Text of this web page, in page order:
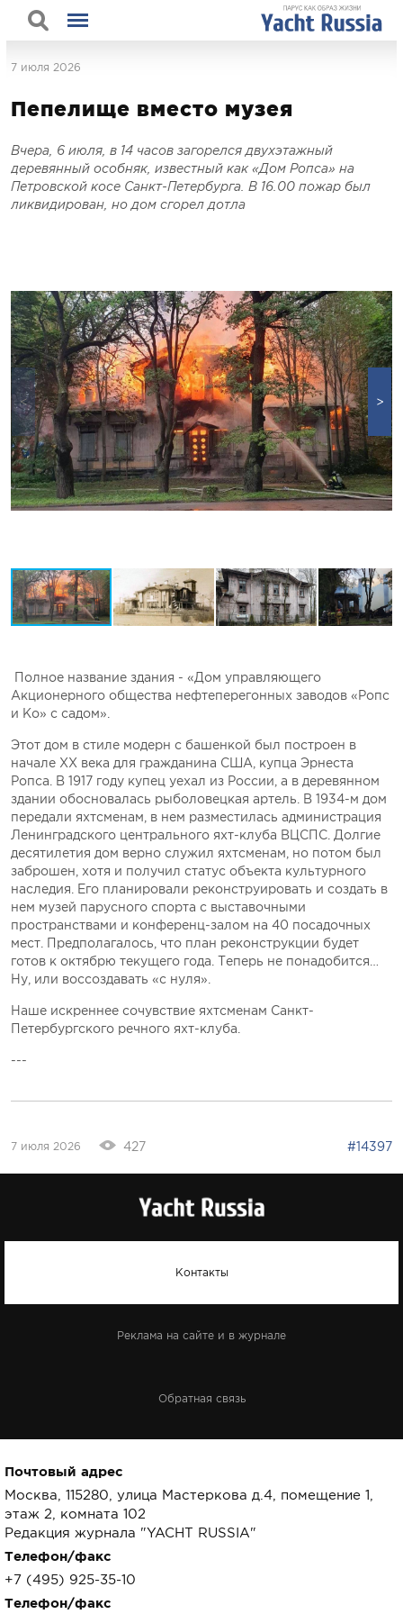
7 июля 2026
Пепелище вместо музея
Вчера, 6 июля, в 14 часов загорелся двухэтажный
деревянный особняк, известный как «Дом Ропса» на
Петровской косе Санкт-Петербурга. В 16.00 пожар был
ликвидирован, но дом сгорел дотла
Полное название здания - «Дом управляющего
Акционерного общества нефтеперегонных заводов «Ропс
и Ко» с садом».
Этот дом в стиле модерн с башенкой был построен в
начале XX века для гражданина США, купца Эрнеста
Ропса. В 1917 году купец уехал из России, а в деревянном
здании обосновалась рыболовецкая артель. В 1934-м дом
передали яхтсменам, в нем разместилась администрация
Ленинградского центрального яхт-клуба ВЦСПС. Долгие
десятилетия дом верно служил яхтсменам, но потом был
заброшен, хотя и получил статус объекта культурного
наследия. Его планировали реконструировать и создать в
нем музей парусного спорта с выставочными
пространствами и конференц-залом на 40 посадочных
мест. Предполагалось, что план реконструкции будет
готов к октябрю текущего года. Теперь не понадобится…
Ну, или воссоздавать «с нуля».
Наше искреннее сочувствие яхтсменам Санкт-
Петербургского речного яхт-клуба.
---
427
7 июля 2026 #14397
Контакты
Реклама на сайте и в журнале
Обратная связь
Почтовый адрес
Москва, 115280, улица Мастеркова д.4, помещение 1,
этаж 2, комната 102
Редакция журнала "YACHT RUSSIA"
Телефон/факс
+7 (495) 925-35-10
Телефон/факс